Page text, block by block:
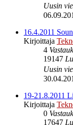
Uusin
16.4.2011
Kirjoittaja
4
19147
Uusin
19-21.8.2011
Kirjoittaja
0
17647